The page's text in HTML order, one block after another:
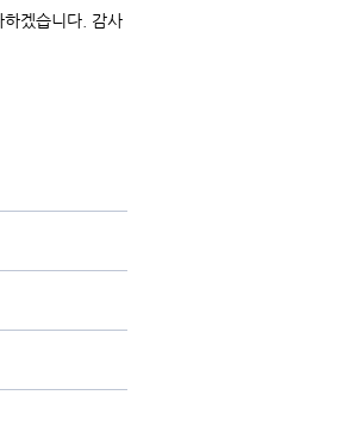
겠습니다. 감사